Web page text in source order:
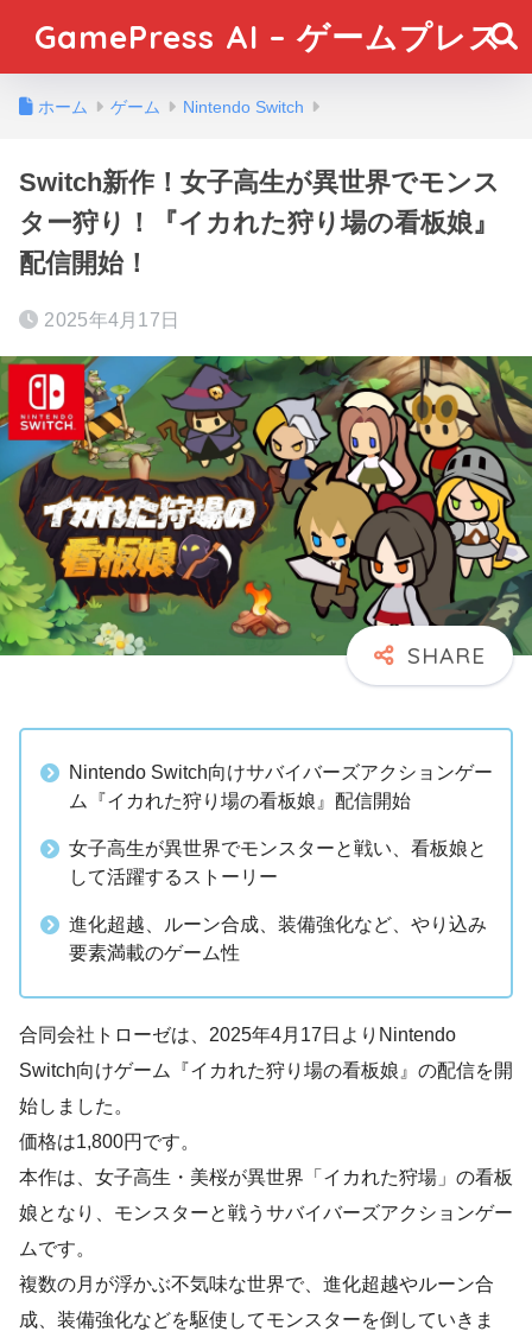
GamePress AI – ゲームプレス
ホーム ゲーム Nintendo Switch
Switch新作！女子高生が異世界でモンス
ター狩り！『イカれた狩り場の看板娘』
配信開始！
2025年4月17日
Nintendo Switch向けサバイバーズアクションゲー
ム『イカれた狩り場の看板娘』配信開始
女子高生が異世界でモンスターと戦い、看板娘と
して活躍するストーリー
進化超越、ルーン合成、装備強化など、やり込み
要素満載のゲーム性
合同会社トローゼは、2025年4月17日よりNintendo
Switch向けゲーム『イカれた狩り場の看板娘』の配信を開
始しました。
価格は1,800円です。
本作は、女子高生・美桜が異世界「イカれた狩場」の看板
娘となり、モンスターと戦うサバイバーズアクションゲー
ムです。
複数の月が浮かぶ不気味な世界で、進化超越やルーン合
成、装備強化などを駆使してモンスターを倒していきま